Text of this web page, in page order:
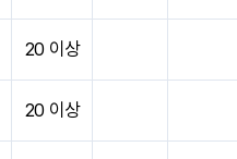
20 이상
20 이상